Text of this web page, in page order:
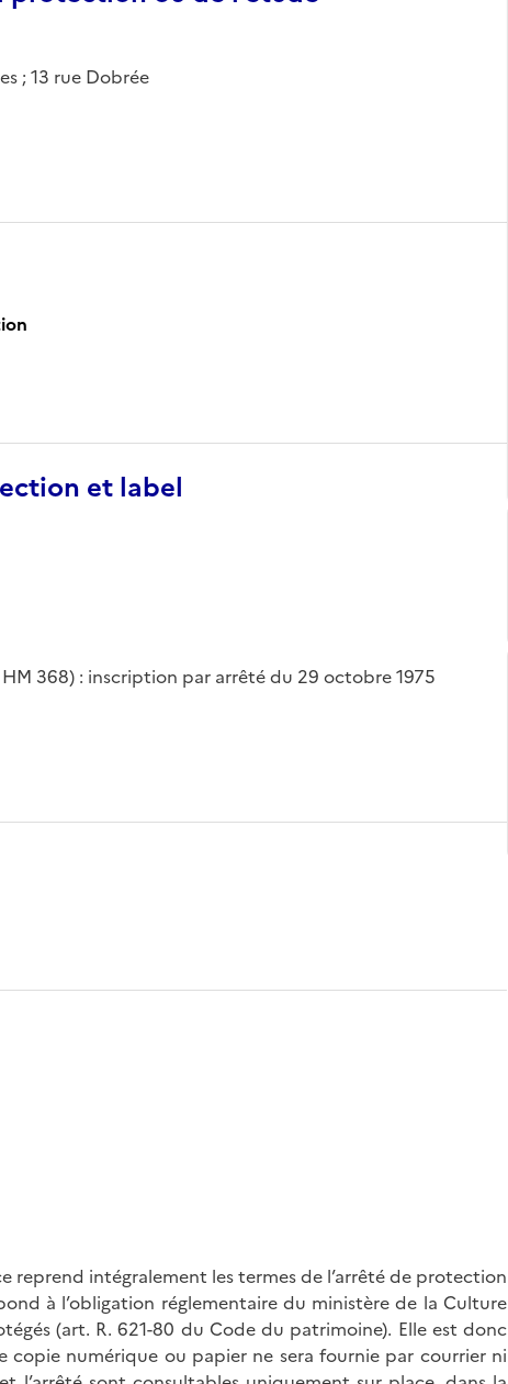
; 13 rue Dobrée
et label
368) : inscription par arrêté du 29 octobre 1975
reprend intégralement les termes de l’arrêté de protection
à l’obligation réglementaire du ministère de la Culture
(art. R. 621-80 du Code du patrimoine). Elle est donc
numérique ou papier ne sera fournie par courrier ni